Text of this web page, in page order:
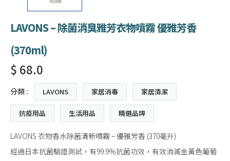
LAVONS – 除菌消臭雅芳衣物噴霧 優雅芳香
(370ml)
$ 68.0
分類 : LAVONS 家居消毒 家居清潔
抗疫用品 生活用品 精選品牌
LAVONS 衣物香水除菌清新噴霧 – 優雅芳香 (370毫升)
經過日本抗菌驗證測試，有99.9%抗菌功效，有效消滅金黃色葡萄